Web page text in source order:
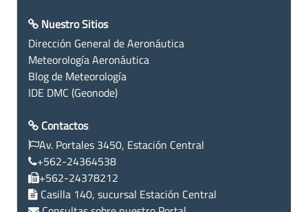
Nuestro Sitios
Dirección General de Aeronáutica
Meteorología Aeronáutica
Blog de Meteorología
IDE DMC (Geonode)
Contactos
Av. Portales 3450, Estación Central
+562-24364538
+562-24378212
Casilla 140, sucursal Estación Central